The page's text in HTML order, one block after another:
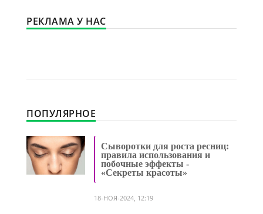
РЕКЛАМА У НАС
ПОПУЛЯРНОЕ
Сыворотки для роста ресниц:
правила использования и
побочные эффекты -
«Секреты красоты»
18-НОЯ-2024, 12:19